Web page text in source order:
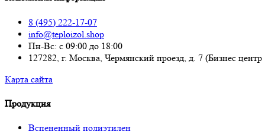
8 (495) 222-17-07
info@teploizol.shop
Пн-Вс: с 09:00 до 18:00
127282, г. Москва, Чермянский проезд, д. 7 (Бизнес
Карта сайта
Продукция
Вспененный полиэтилен